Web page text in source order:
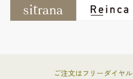
ご注文はフリーダイヤ